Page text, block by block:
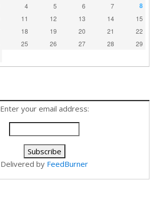
4 5 6 7 8
11 12 13 14
15
18 19 20 21
22
25 26 27 28
29
Enter your email address:
Delivered by FeedBurner